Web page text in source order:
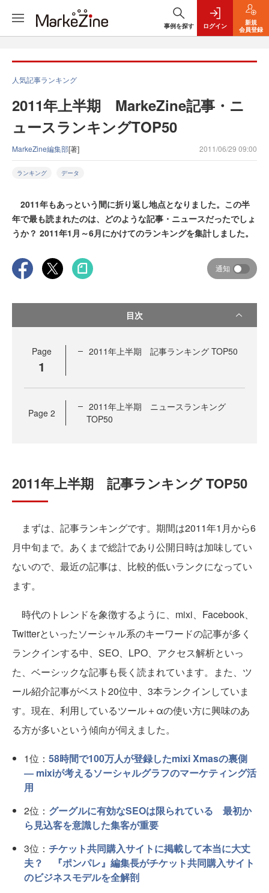
事例を探す ログイン
新規
会員登録
人気記事ランキング
2011年上半期 MarkeZine記事・ニ
ュースランキングTOP50
MarkeZine編集部[著] 2011/06/29 09:00
ランキング データ
2011年もあっという間に折り返し地点となりました。この半
年で最も読まれたのは、どのような記事・ニュースだったでしょ
うか？ 2011年1月～6月にかけてのランキングを集計しました。
通知
目次
Page
1
2011年上半期 記事ランキング TOP50
Page 2
2011年上半期 ニュースランキング
TOP50
2011年上半期 記事ランキング TOP50
まずは、記事ランキングです。期間は2011年1月から6
月中旬まで。あくまで総計であり公開日時は加味してい
ないので、最近の記事は、比較的低いランクになってい
ます。
時代のトレンドを象徴するように、mixi、Facebook、
Twitterといったソーシャル系のキーワードの記事が多く
ランクインする中、SEO、LPO、アクセス解析といっ
た、ベーシックな記事も長く読まれています。また、ツ
ール紹介記事がベスト20位中、3本ランクインしていま
す。現在、利用しているツール＋αの使い方に興味のあ
る方が多いという傾向が伺えました。
1位： 58時間で100万人が登録したmixi Xmasの裏側
― mixiが考えるソーシャルグラフのマーケティング活
用
2位： グーグルに有効なSEOは限られている 最初か
ら見込客を意識した集客が重要
3位： チケット共同購入サイトに掲載して本当に大丈
夫？ 『ポンパレ』編集長がチケット共同購入サイト
のビジネスモデルを全解剖